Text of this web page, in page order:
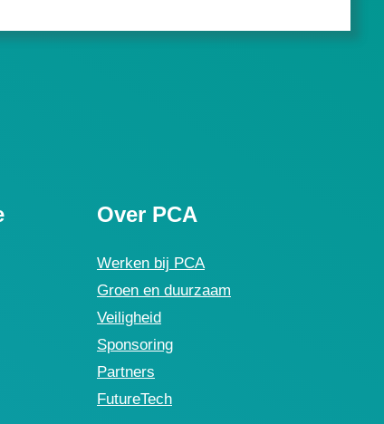
Over PCA
Werken bij PCA
Groen en duurzaam
Veiligheid
Sponsoring
Partners
FutureTech